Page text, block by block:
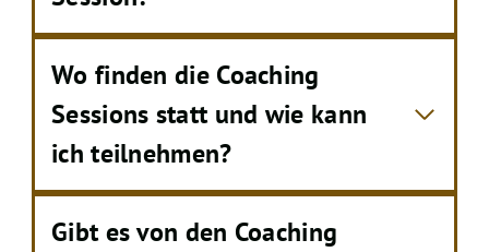
Wo finden die Coaching
Sessions statt und wie kann
ich teilnehmen?
Gibt es von den Coaching